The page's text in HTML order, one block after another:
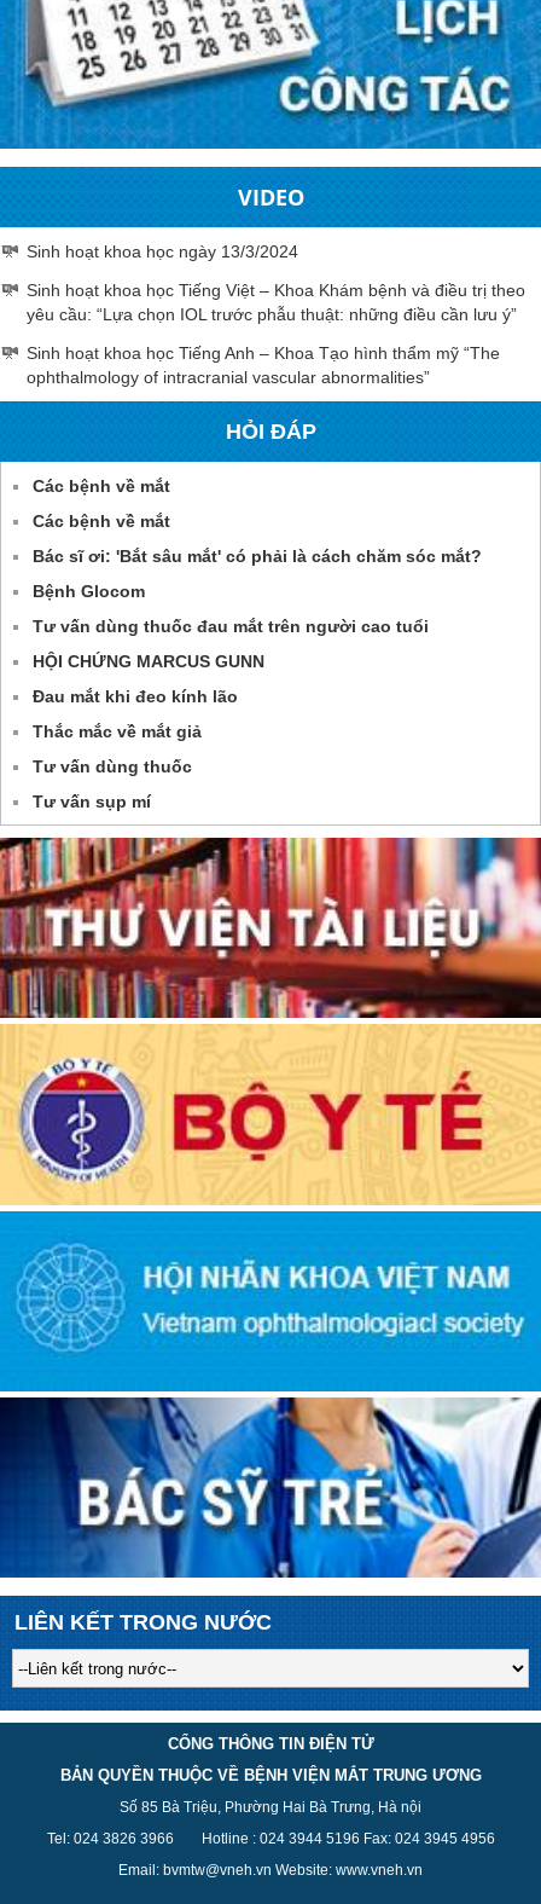
VIDEO
Sinh hoạt khoa học ngày 13/3/2024
Sinh hoạt khoa học Tiếng Việt – Khoa Khám bệnh và điều trị theo
yêu cầu: “Lựa chọn IOL trước phẫu thuật: những điều cần lưu ý”
Sinh hoạt khoa học Tiếng Anh – Khoa Tạo hình thẩm mỹ “The
ophthalmology of intracranial vascular abnormalities”
HỎI ĐÁP
Các bệnh về mắt
Các bệnh về mắt
Bác sĩ ơi: 'Bắt sâu mắt' có phải là cách chăm sóc mắt?
Bệnh Glocom
Tư vấn dùng thuốc đau mắt trên người cao tuổi
HỘI CHỨNG MARCUS GUNN
Đau mắt khi đeo kính lão
Thắc mắc về mắt giả
Tư vấn dùng thuốc
Tư vấn sụp mí
LIÊN KẾT TRONG NƯỚC
CỔNG THÔNG TIN ĐIỆN TỬ
BẢN QUYỀN THUỘC VỀ BỆNH VIỆN MẮT TRUNG ƯƠNG
Số 85 Bà Triệu, Phường Hai Bà Trưng, Hà nội
Tel: 024 3826 3966 Hotline : 024 3944 5196 Fax: 024 3945 4956
Email: bvmtw@vneh.vn Website: www.vneh.vn